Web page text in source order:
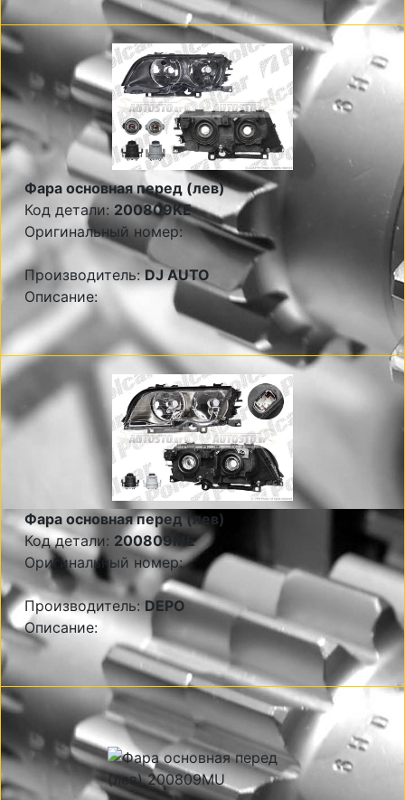
Фара основная перед (лев)
Код детали:200809KE
Оригинальный номер:
Производитель:DJ AUTO
Описание:
Фара основная перед (лев)
Код детали: 200809ME
Оригинальный номер:
Производитель: DEPO
Описание: